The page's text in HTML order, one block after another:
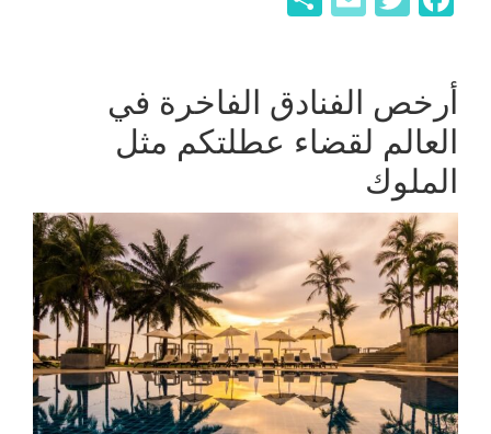
e
b
o
o
k
er
أرخص الفنادق الفاخرة في
العالم لقضاء عطلتكم مثل
الملوك